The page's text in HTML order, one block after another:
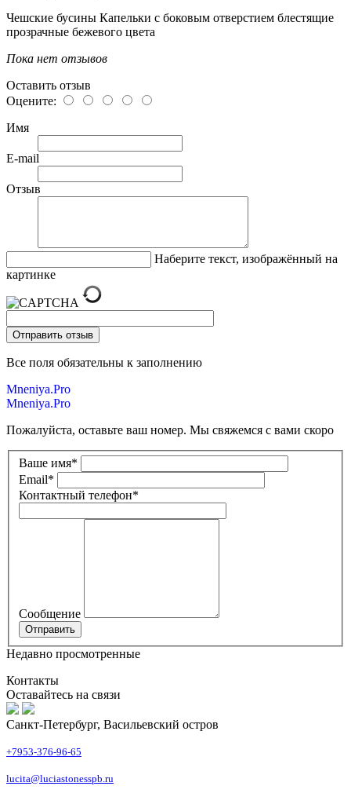
Чешские бусины Капельки с боковым отверстием блестящие
прозрачные бежевого цвета
Пока нет отзывов
Оставить отзыв
Оцените:
Имя
E-mail
Отзыв
Наберите текст, изображённый на
картинке
Все поля обязательны к заполнению
Mneniya.Pro
Mneniya.Pro
Пожалуйста, оставьте ваш номер. Мы свяжемся с вами скоро
Ваше имя*
Email*
Контактный телефон*
Сообщение
Недавно просмотренные
Контакты
Оставайтесь на связи
Санкт-Петербург, Васильевский остров
+7953-376-96-65
lucita@luciastonesspb.ru